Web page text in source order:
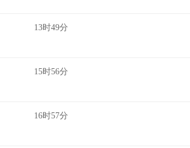
13时49分
15时56分
16时57分